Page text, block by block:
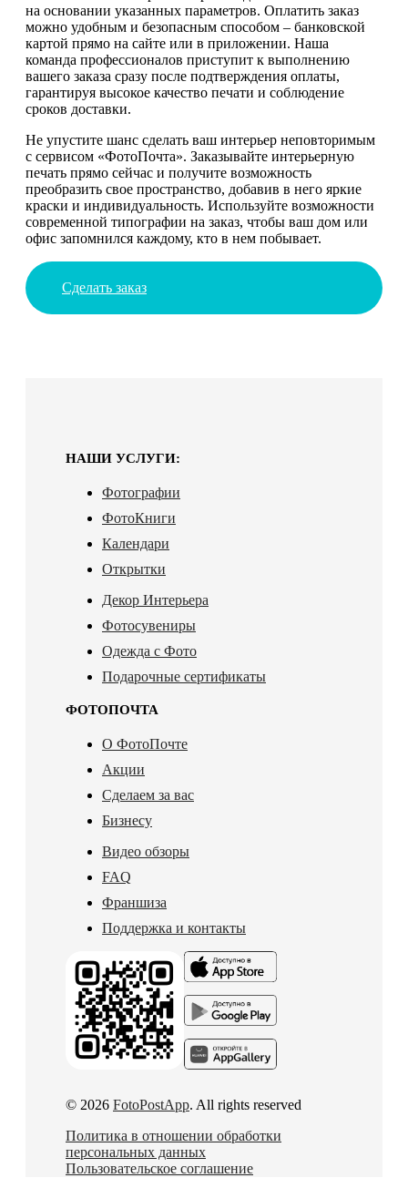
на основании указанных параметров. Оплатить заказ
можно удобным и безопасным способом – банковской
картой прямо на сайте или в приложении. Наша
команда профессионалов приступит к выполнению
вашего заказа сразу после подтверждения оплаты,
гарантируя высокое качество печати и соблюдение
сроков доставки.
Не упустите шанс сделать ваш интерьер неповторимым
с сервисом «ФотоПочта». Заказывайте интерьерную
печать прямо сейчас и получите возможность
преобразить свое пространство, добавив в него яркие
краски и индивидуальность. Используйте возможности
современной типографии на заказ, чтобы ваш дом или
офис запомнился каждому, кто в нем побывает.
Сделать заказ
НАШИ УСЛУГИ:
Фотографии
ФотоКниги
Календари
Открытки
Декор Интерьера
Фотосувениры
Одежда с Фото
Подарочные сертификаты
ФОТОПОЧТА
О ФотоПочте
Акции
Сделаем за вас
Бизнесу
Видео обзоры
FAQ
Франшиза
Поддержка и контакты
© 2026 FotoPostApp. All rights reserved
Политика в отношении обработки
персональных данных
Пользовательское соглашение